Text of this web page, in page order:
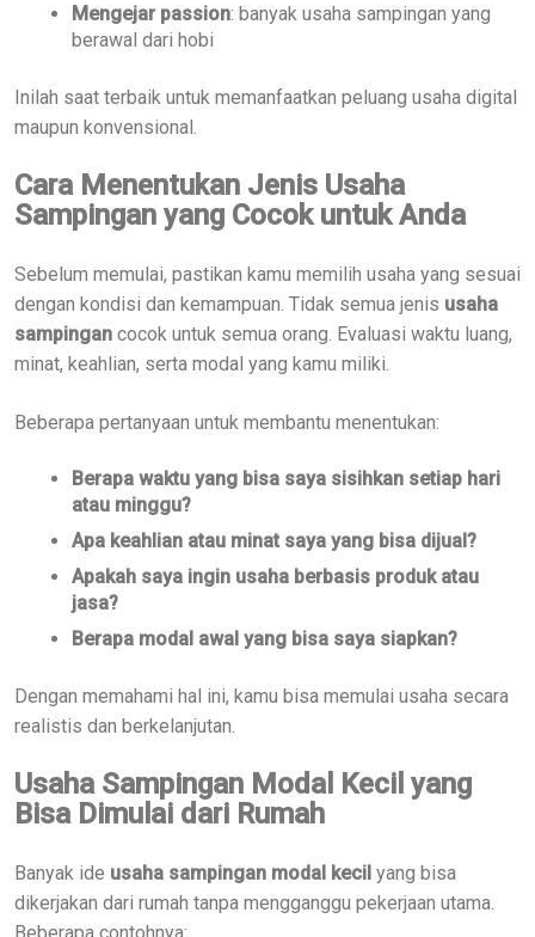
Mengejar passion: banyak usaha sampingan yang
berawal dari hobi
Inilah saat terbaik untuk memanfaatkan peluang usaha digital
maupun konvensional.
Cara Menentukan Jenis Usaha
Sampingan yang Cocok untuk Anda
Sebelum memulai, pastikan kamu memilih usaha yang sesuai
dengan kondisi dan kemampuan. Tidak semua jenis usaha
sampingan cocok untuk semua orang. Evaluasi waktu luang,
minat, keahlian, serta modal yang kamu miliki.
Beberapa pertanyaan untuk membantu menentukan:
Berapa waktu yang bisa saya sisihkan setiap hari
atau minggu?
Apa keahlian atau minat saya yang bisa dijual?
Apakah saya ingin usaha berbasis produk atau
jasa?
Berapa modal awal yang bisa saya siapkan?
Dengan memahami hal ini, kamu bisa memulai usaha secara
realistis dan berkelanjutan.
Usaha Sampingan Modal Kecil yang
Bisa Dimulai dari Rumah
Banyak ide usaha sampingan modal kecil yang bisa
dikerjakan dari rumah tanpa mengganggu pekerjaan utama.
Beberapa contohnya: